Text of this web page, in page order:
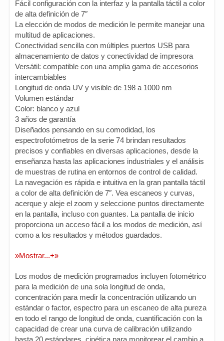
Fácil configuración con la interfaz y la pantalla táctil a color
de alta definición de 7″
La elección de modos de medición le permite manejar una
multitud de aplicaciones.
Conectividad sencilla con múltiples puertos USB para
almacenamiento de datos y conectividad de impresora
Versátil: compatible con una amplia gama de accesorios
intercambiables
Longitud de onda UV y visible de 198 a 1000 nm
Volumen estándar
Color: blanco y azul
3 años de garantía
Diseñados pensando en su comodidad, los
espectrofotómetros de la serie 74 brindan resultados
precisos y confiables en diversas aplicaciones, desde la
enseñanza hasta las aplicaciones industriales y el análisis
de muestras de rutina en entornos de control de calidad.
La navegación es rápida e intuitiva en la gran pantalla táctil
a color de alta definición de 7″. Vea escaneos y curvas,
acerque y aleje el zoom y seleccione puntos directamente
en la pantalla, incluso con guantes. La pantalla de inicio
proporciona un acceso fácil a los modos de medición, así
como a los resultados y métodos guardados.
»Mostrar...+»
Los modos de medición programados incluyen fotométrico
para la medición de una sola longitud de onda,
concentración para medir la concentración utilizando un
estándar o factor, espectro para un escaneo de alta pureza
en todo el rango de longitud de onda, cuantificación con la
capacidad de crear una curva de calibración utilizando
hasta 20 estándares, cinética para monitorear el cambio a